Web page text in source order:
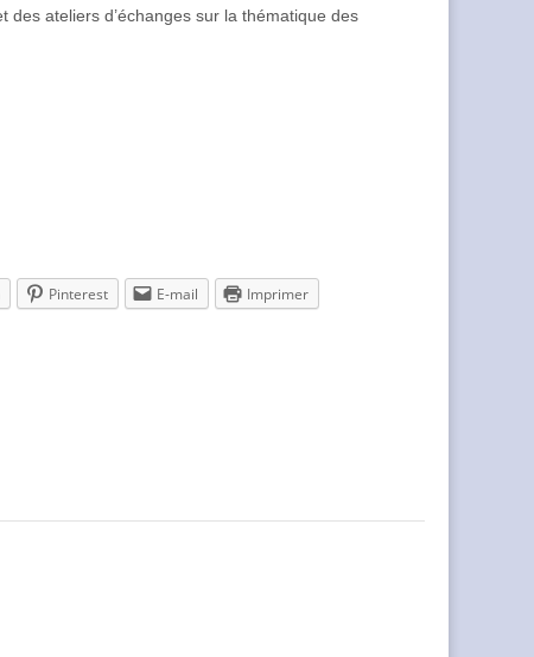
ateliers d’échanges sur la thématique des
Pinterest E-mail Imprimer